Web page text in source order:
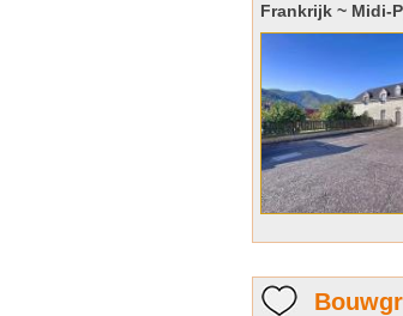
Frankrijk ~ Midi-